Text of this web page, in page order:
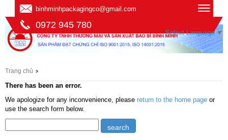
binhminhpackagingco@gmail.com
0972 945 780
Select Language ▼
Trang chủ
There has been an error.
We apologize for any inconvenience, please return to the home page or
use the search form below.